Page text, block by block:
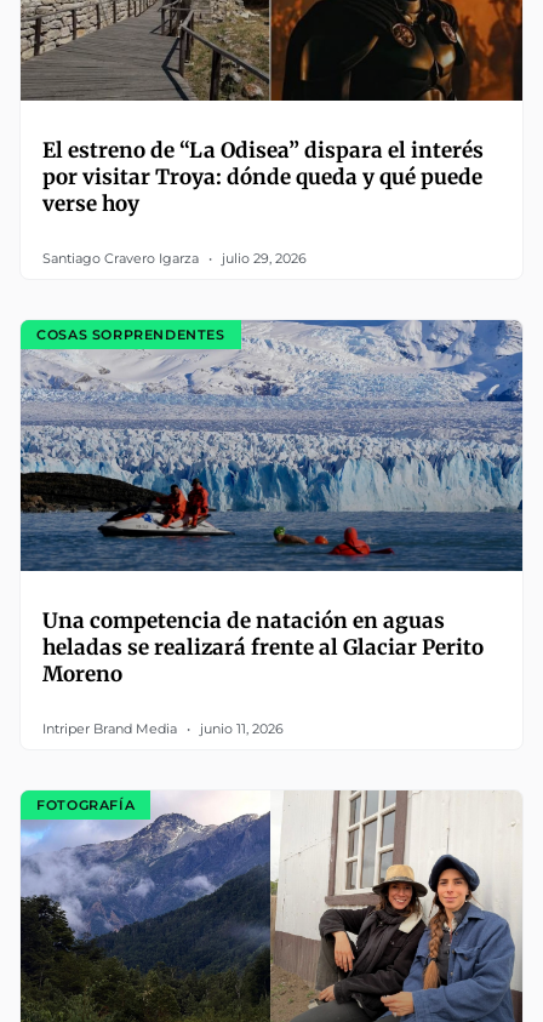
El estreno de “La Odisea” dispara el interés
por visitar Troya: dónde queda y qué puede
verse hoy
Santiago Cravero Igarza julio 29, 2026
COSAS SORPRENDENTES
Una competencia de natación en aguas
heladas se realizará frente al Glaciar Perito
Moreno
Intriper Brand Media junio 11, 2026
FOTOGRAFÍA